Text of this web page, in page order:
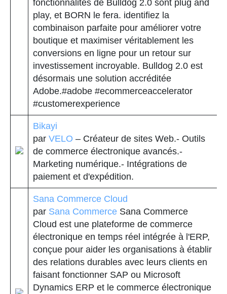
fonctionnalités de Bulldog 2.0 sont plug and
play, et BORN le fera. identifiez la
combinaison parfaite pour améliorer votre
boutique et maximiser véritablement les
conversions en ligne pour un retour sur
investissement incroyable. Bulldog 2.0 est
désormais une solution accréditée
Adobe.#adobe #ecommerceaccelerator
#customerexperience
Bikayi
par VELO – Créateur de sites Web.- Outils
de commerce électronique avancés.-
Marketing numérique.- Intégrations de
paiement et d'expédition.
Sana Commerce Cloud
par Sana Commerce Sana Commerce
Cloud est une plateforme de commerce
électronique en temps réel intégrée à l'ERP,
conçue pour aider les organisations à établir
des relations durables avec leurs clients en
faisant fonctionner SAP ou Microsoft
Dynamics ERP et le commerce électronique